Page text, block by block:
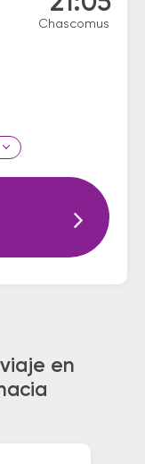
Chascomus
en